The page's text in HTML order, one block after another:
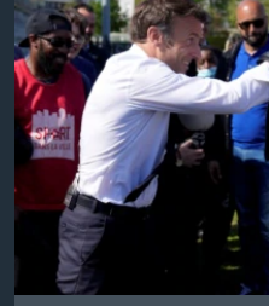
ຊີວິດຊາວລາວ
ຊຸມຊົນຊາວລາວ
ວິທະຍາສາດ-ເທັກໂນໂລຈີ
ທຸລະກິດ
ພາສາອັງກິດ
ວີດີໂອ
ສຽງ